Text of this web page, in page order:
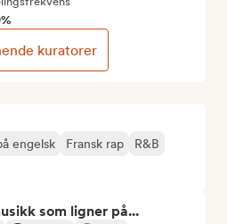
engelsk Fransk rap
R&B
som ligner på...
kuratorer